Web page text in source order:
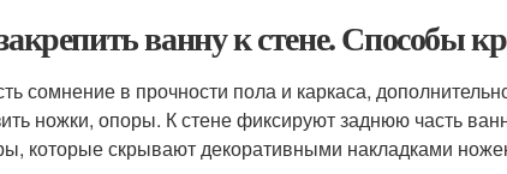
ванну к стене. Способы
сомнение в прочности пола и каркаса,
ножки, опоры. К стене фиксируют заднюю часть
которые скрывают декоративными накладками